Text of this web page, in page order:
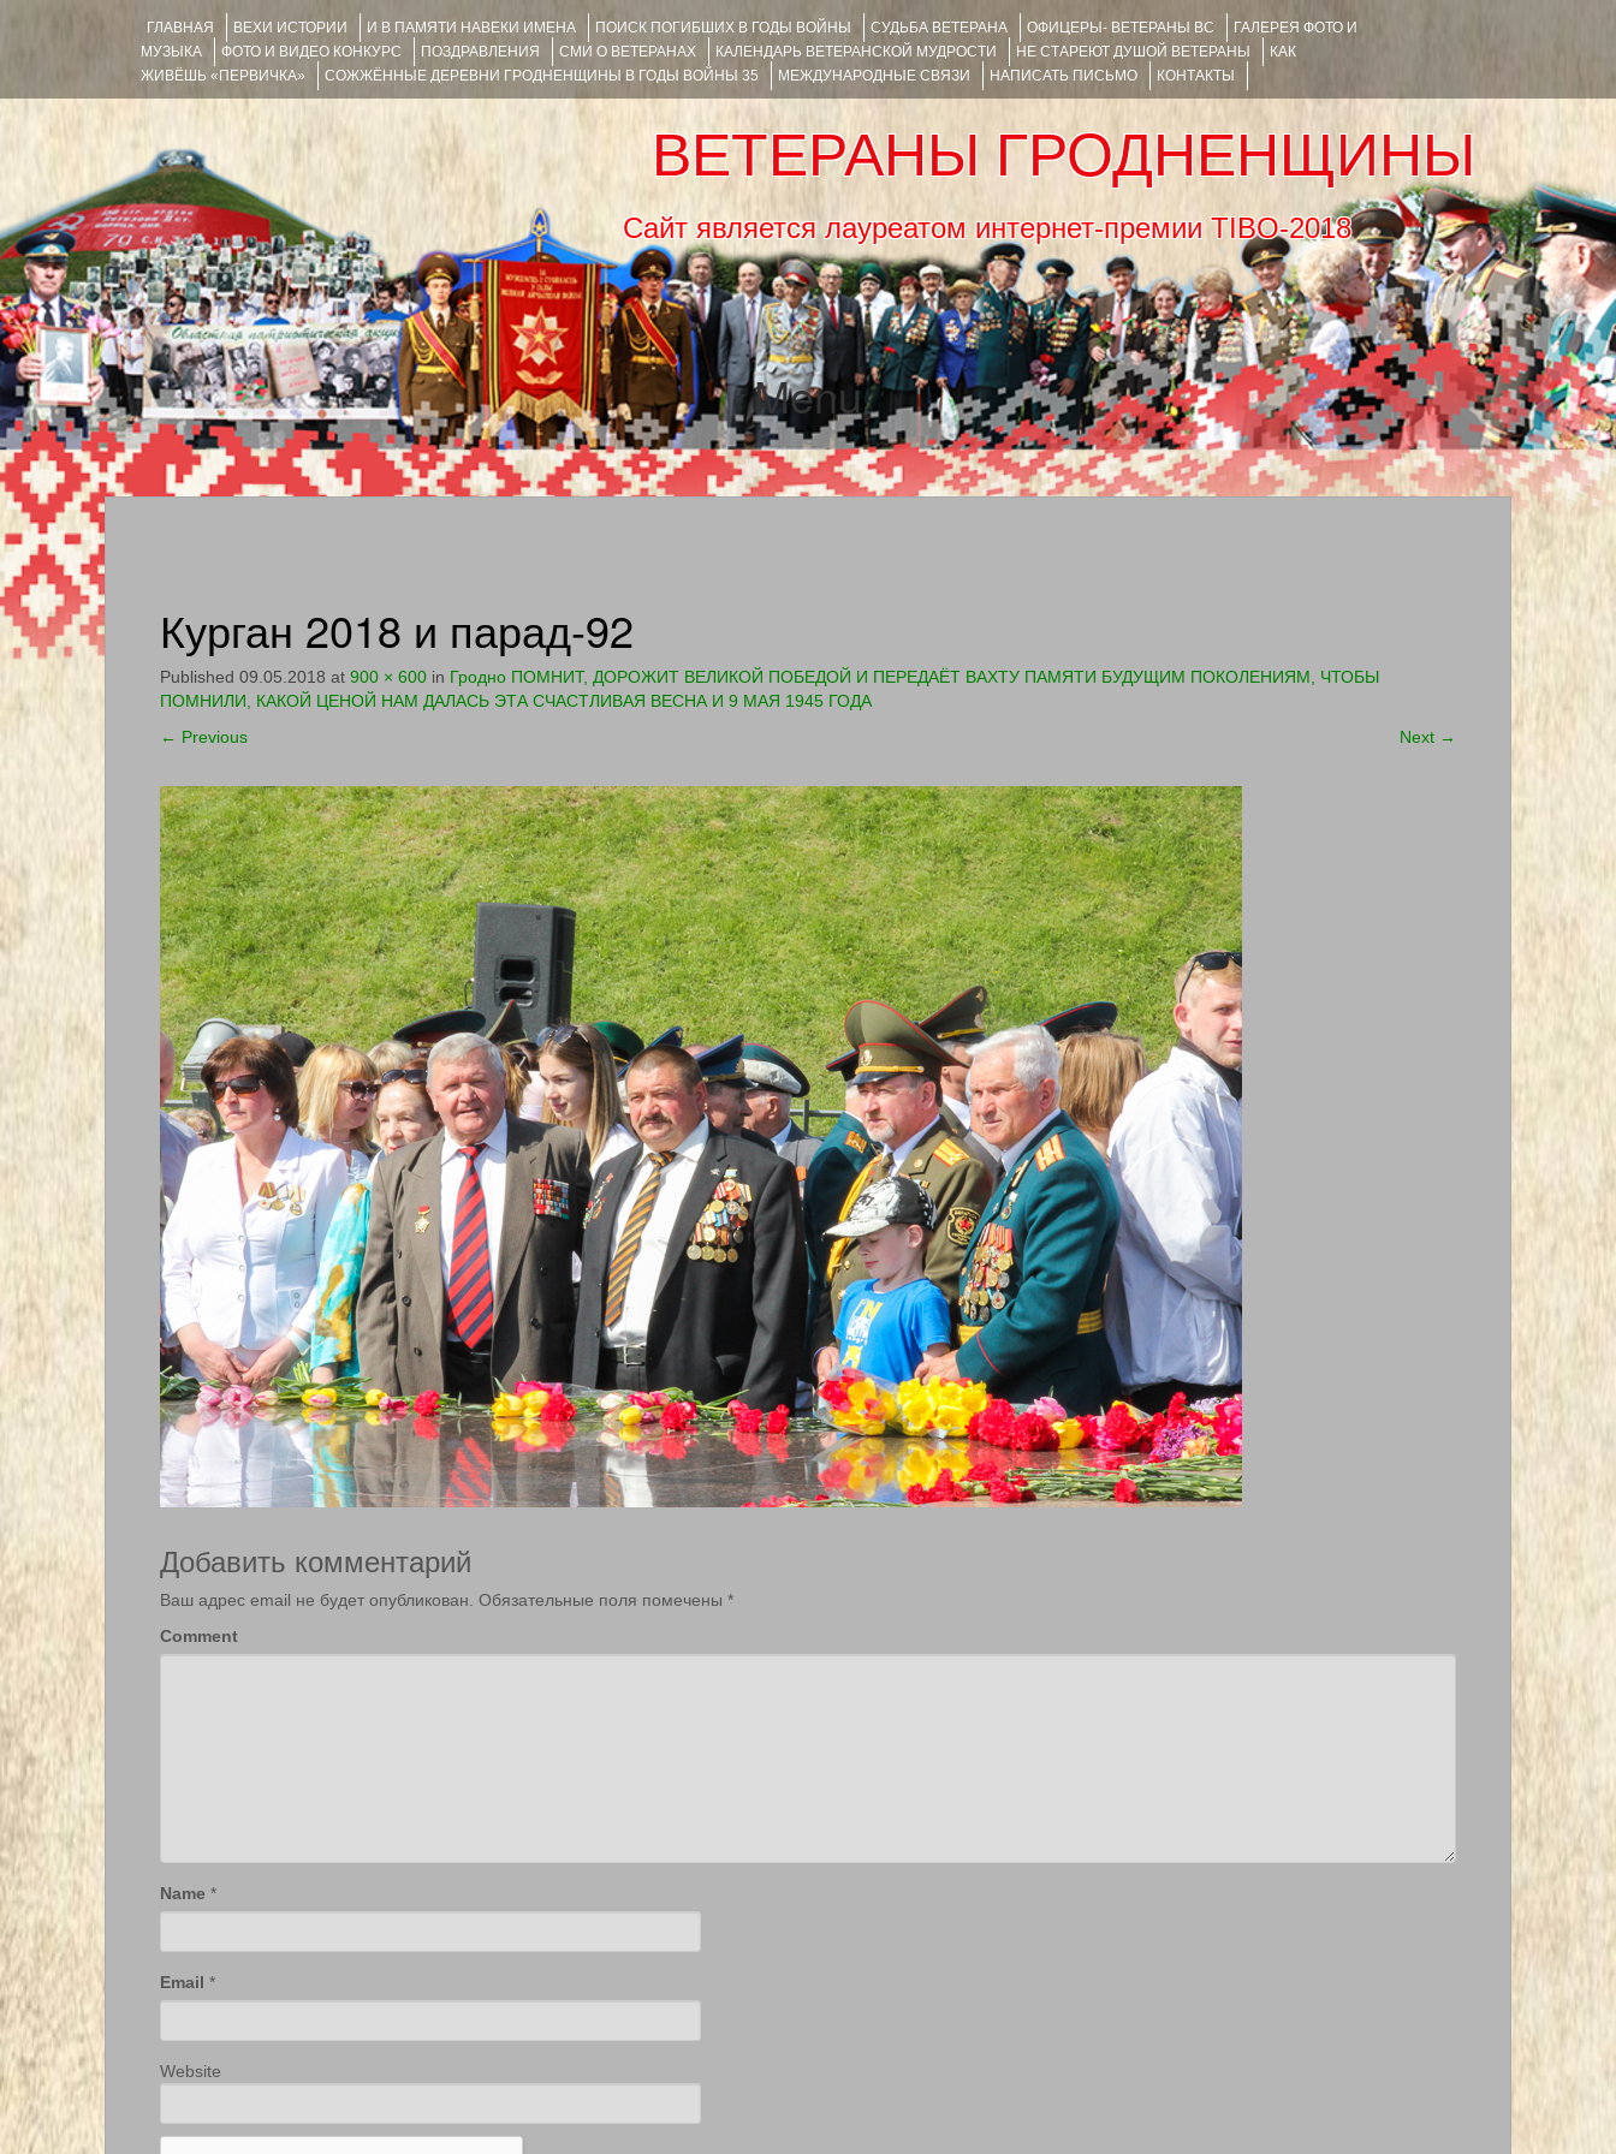
ГЛАВНАЯ ВЕХИ ИСТОРИИ И В ПАМЯТИ НАВЕКИ ИМЕНА ПОИСК ПОГИБШИХ В ГОДЫ ВОЙНЫ СУДЬБА ВЕТЕРАНА ОФИЦЕРЫ- ВЕТЕРАНЫ ВС
ГАЛЕРЕЯ ФОТО И
МУЗЫКА
ФОТО И ВИДЕО КОНКУРС ПОЗДРАВЛЕНИЯ СМИ О ВЕТЕРАНАХ КАЛЕНДАРЬ ВЕТЕРАНСКОЙ МУДРОСТИ НЕ СТАРЕЮТ ДУШОЙ ВЕТЕРАНЫ
КАК
ЖИВЁШЬ «ПЕРВИЧКА»
СОЖЖЁННЫЕ ДЕРЕВНИ ГРОДНЕНЩИНЫ В ГОДЫ ВОЙНЫ 35 МЕЖДУНАРОДНЫЕ СВЯЗИ НАПИСАТЬ ПИСЬМО КОНТАКТЫ
ВЕТЕРАНЫ ГРОДНЕНЩИНЫ
Сайт является лауреатом интернет-премии TIBO-2018
Menu
SKIP TO CONTENT
Курган 2018 и парад-92
Published 09.05.2018 at 900 × 600 in Гродно ПОМНИТ, ДОРОЖИТ ВЕЛИКОЙ ПОБЕДОЙ И ПЕРЕДАЁТ ВАХТУ ПАМЯТИ БУДУЩИМ ПОКОЛЕНИЯМ, ЧТОБЫ
ПОМНИЛИ, КАКОЙ ЦЕНОЙ НАМ ДАЛАСЬ ЭТА СЧАСТЛИВАЯ ВЕСНА И 9 МАЯ 1945 ГОДА
← Previous Next →
Добавить комментарий
Ваш адрес email не будет опубликован. Обязательные поля помечены *
Comment
Name *
Email *
Website